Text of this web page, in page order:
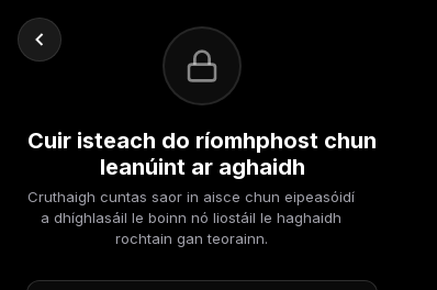
Cuir isteach do ríomhphost chun
leanúint ar aghaidh
Cruthaigh cuntas saor in aisce chun eipeasóidí
a dhíghlasáil le boinn nó liostáil le haghaidh
rochtain gan teorainn.